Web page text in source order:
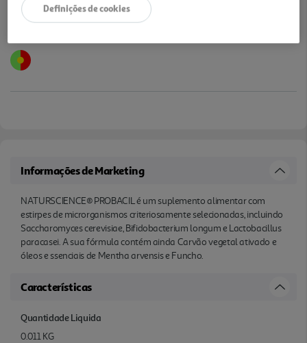
Informações de Marketing
NATURSCIENCE® PROBACIL é um suplemento alimentar com
estirpes de microrganismos criteriosamente selecionadas, incluindo
Saccharomyces cerevisiae, Bifidobacterium longum e Lactobacillus
paracasei. A sua fórmula contém ainda Carvão vegetal ativado e
óleos e ssenciais de Mentha arvensis e Funcho.
Características
Quantidade Liquida
0.011 KG
Definições de cookies